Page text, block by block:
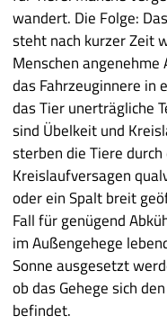
wandert. Die Folge:
steht nach kurzer Zeit
Menschen
das Fahrzeuginnere in
das Tier unerträgliche
sind Übelkeit und
sterben die Tiere
Kreislaufversagen
oder ein Spalt breit
Fall für genügend
im Außengehege
Sonne ausgesetzt
ob das Gehege sich
befindet.